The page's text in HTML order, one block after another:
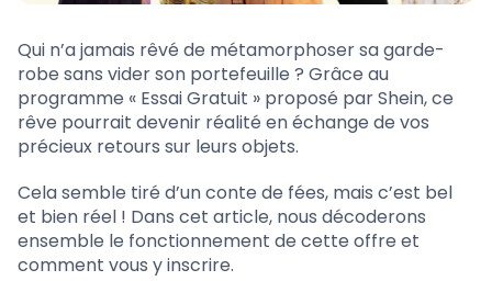
Qui n’a jamais rêvé de métamorphoser sa garde-
robe sans vider son portefeuille ? Grâce au
programme « Essai Gratuit » proposé par Shein, ce
rêve pourrait devenir réalité en échange de vos
précieux retours sur leurs objets.
Cela semble tiré d’un conte de fées, mais c’est bel
et bien réel ! Dans cet article, nous décoderons
ensemble le fonctionnement de cette offre et
comment vous y inscrire.